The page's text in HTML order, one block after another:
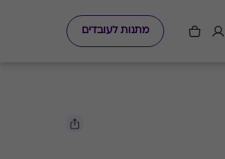
מתנות לעובדים